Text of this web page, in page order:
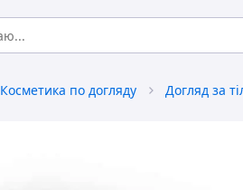
Косметика по догляду Догляд за